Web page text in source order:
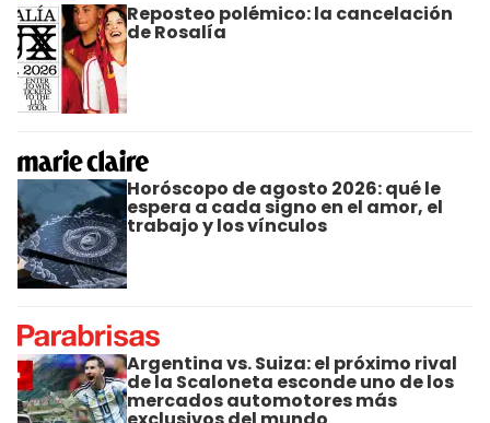
Reposteo polémico: la cancelación
de Rosalía
Horóscopo de agosto 2026: qué le
espera a cada signo en el amor, el
trabajo y los vínculos
Argentina vs. Suiza: el próximo rival
de la Scaloneta esconde uno de los
mercados automotores más